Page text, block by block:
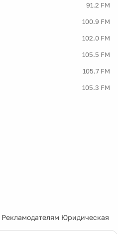
91.2 FM
100.9 FM
102.0 FM
105.5 FM
105.7 FM
105.3 FM
Рекламодателям Юридическая